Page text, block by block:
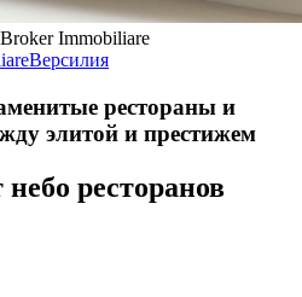
Broker Immobiliare
Версилия
рестораны и
элитой и престижем
ресторанов